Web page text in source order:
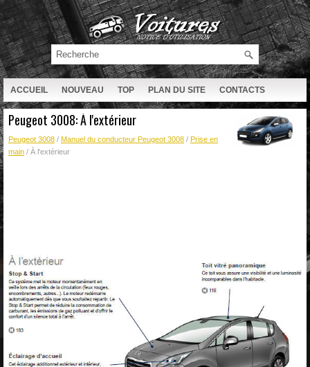
ACCUEIL NOUVEAU TOP PLAN DU SITE CONTACTS
RECHERCHE
Peugeot 3008: À l'extérieur
Peugeot 3008 / Manuel du conducteur Peugeot 3008 / Prise en
main / À l'extérieur